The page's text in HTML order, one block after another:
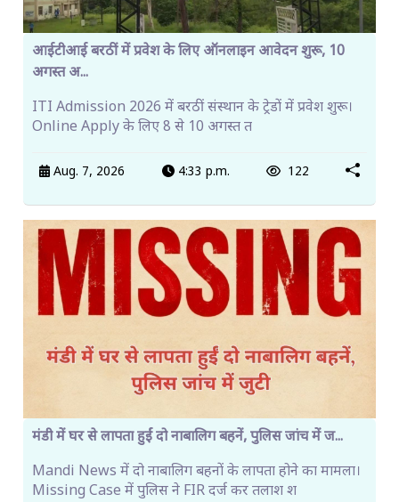
आईटीआई बरठीं में प्रवेश के लिए ऑनलाइन आवेदन शुरू, 10
अगस्त अ...
ITI Admission 2026 में बरठीं संस्थान के ट्रेडों में प्रवेश शुरू।
Online Apply के लिए 8 से 10 अगस्त त
Aug. 7, 2026 4:33 p.m. 122
मंडी में घर से लापता हुईं दो नाबालिग बहनें, पुलिस जांच में ज...
Mandi News में दो नाबालिग बहनों के लापता होने का मामला।
Missing Case में पुलिस ने FIR दर्ज कर तलाश श